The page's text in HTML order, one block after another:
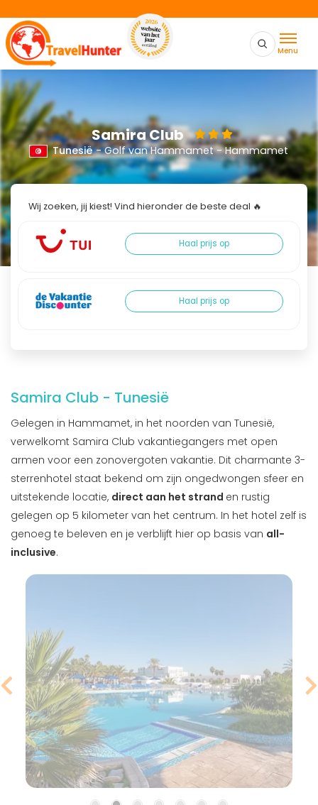
Menu
Samira Club
Tunesië- Golf van Hammamet - Hammamet
Wij zoeken, jij kiest! Vind hieronder de beste deal 🔥
Haal prijs op
Haal prijs op
Samira Club - Tunesië
Gelegen in Hammamet, in het noorden van Tunesië,
verwelkomt Samira Club vakantiegangers met open
armen voor een zonovergoten vakantie. Dit charmante 3-
sterrenhotel staat bekend om zijn ongedwongen sfeer en
uitstekende locatie, direct aan het strand en rustig
gelegen op 5 kilometer van het centrum. In het hotel zelf is
genoeg te beleven en je verblijft hier op basis van all-
inclusive.